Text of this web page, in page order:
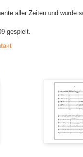
aller Zeiten und wurde
gespielt.